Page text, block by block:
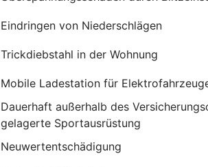
Eindringen von Niederschlägen
Trickdiebstahl in der Wohnung
Mobile Ladestation für
Dauerhaft außerhalb des
gelagerte Sportausrüstung
Neuwertentschädigung